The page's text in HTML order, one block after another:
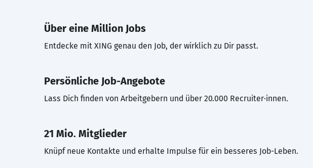
Über eine Million Jobs
Entdecke mit XING genau den Job, der wirklich zu Dir passt.
Persönliche Job-Angebote
Lass Dich finden von Arbeitgebern und über 20.000 Recruiter·innen.
21 Mio. Mitglieder
Knüpf neue Kontakte und erhalte Impulse für ein besseres Job-Leben.